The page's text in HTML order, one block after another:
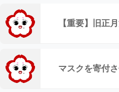
【重要】旧正
マスクを寄付